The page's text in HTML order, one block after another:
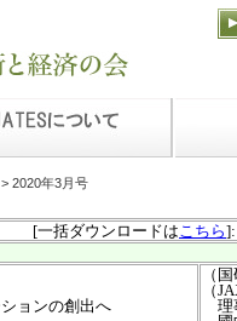
> 2020年3月号